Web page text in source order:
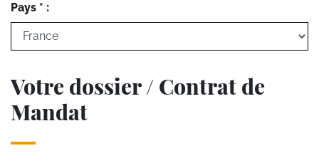
Pays * :
Votre dossier / Contrat de
Mandat